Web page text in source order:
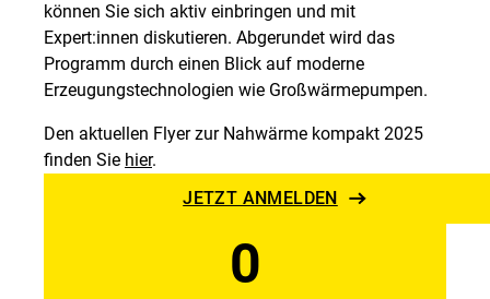
können Sie sich aktiv einbringen und mit
Expert:innen diskutieren. Abgerundet wird das
Programm durch einen Blick auf moderne
Erzeugungstechnologien wie Großwärmepumpen.
Den aktuellen Flyer zur Nahwärme kompakt 2025
finden Sie hier.
JETZT ANMELDEN
0